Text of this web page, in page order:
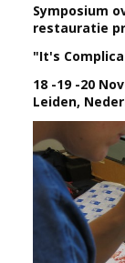
Symposium
restauratie
"It's
18 -19 -20
Leiden,